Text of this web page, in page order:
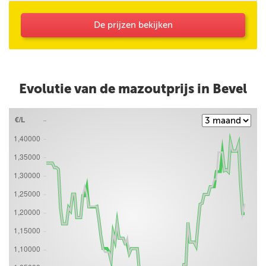
De prijzen bekijken
Evolutie van de mazoutprijs in Bevel